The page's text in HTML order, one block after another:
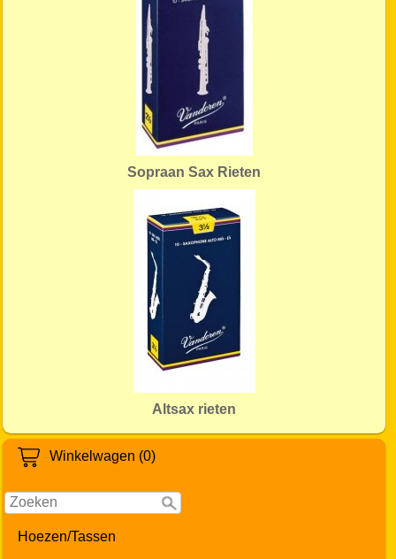
Winkelwagen (0)
Hoezen/Tassen
Sopraan Sax Rieten
Altsax rieten